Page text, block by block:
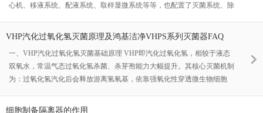
心机、移液系统、配液系统、取样显微系统等等，也配置了灭菌系统、除
人工配合运行。蜂巢培养系统包括可移动培养箱、二氧化碳培养系统、蜂
充气密封将蜂巢培养箱固定并密封，启动过氧化氢灭菌，将蜂巢培养箱的
外表面灭菌，并除残留。2.
VHP汽化过氧化氢灭菌原理及鸿基洁净VHPS系列灭菌器FAQ
一、VHP汽化过氧化氢灭菌基础原理 VHP即汽化过氧化氢，相较于液态
双氧水，常温气态过氧化氢杀菌、杀芽孢能力大幅提升。其核心灭菌机制
为：过氧化氢汽化后会释放游离氢氧基，依靠强氧化性穿透微生物细胞
病毒、顽固芽孢等各类微生物，满足行业6-log灭菌标准。灭菌后可自然
细胞制备隔离器的作用